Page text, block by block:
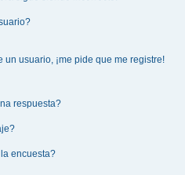
usuario, ¡me pide que me registre!
respuesta?
encuesta?